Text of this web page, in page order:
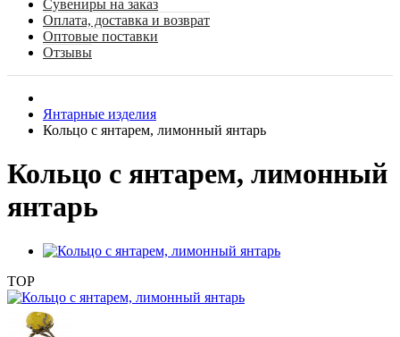
Сувениры на заказ
Оплата, доставка и возврат
Оптовые поставки
Отзывы
Янтарные изделия
Кольцо с янтарем, лимонный янтарь
Кольцо с янтарем, лимонный
янтарь
TOP